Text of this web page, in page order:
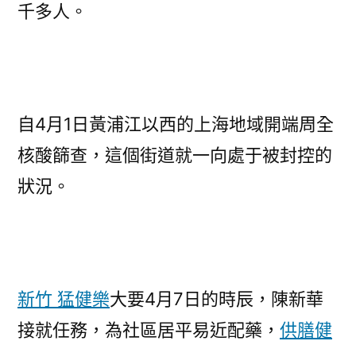
千多人。
自4月1日黃浦江以西的上海地域開端周全
核酸篩查，這個街道就一向處于被封控的
狀況。
新竹 猛健樂大要4月7日的時辰，陳新華
接就任務，為社區居平易近配藥， 供膳健